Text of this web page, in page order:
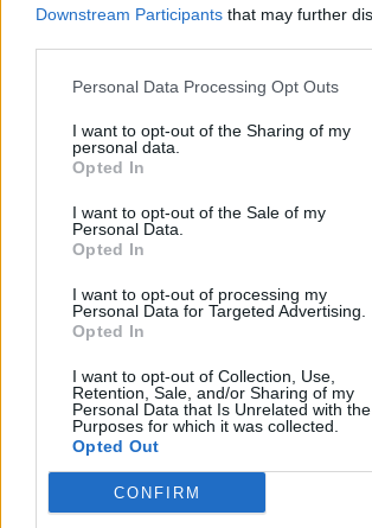
Downstream Participants that may further
Personal Data Processing Opt Outs
I want to opt-out of the Sharing of my
personal data.
Opted In
I want to opt-out of the Sale of my
Personal Data.
Opted In
I want to opt-out of processing my
Personal Data for Targeted Advertising.
Opted In
I want to opt-out of Collection, Use,
Retention, Sale, and/or Sharing of my
Personal Data that Is Unrelated with the
Purposes for which it was collected.
Opted Out
CONFIRM
Történelmi aszály sújtja
Britanniát is
Elképesztő felvétel mutatja
mekkora a különbség az
kiszáradó Duna között
ÉLŐ BOLYGÓNK
Még Paks kiesését is
megfelelő energiatárolás